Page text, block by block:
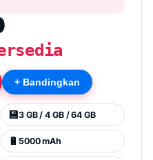
+ Bandingkan
💾3 GB / 4 GB / 64 GB
🔋 5000 mAh